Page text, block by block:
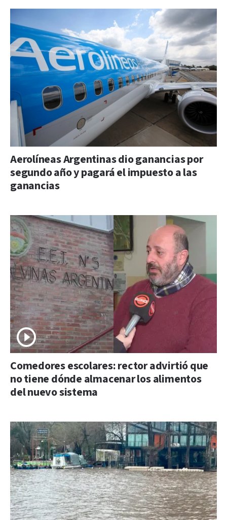
Aerolíneas Argentinas dio ganancias por
segundo año y pagará el impuesto a las
ganancias
Comedores escolares: rector advirtió que
no tiene dónde almacenar los alimentos
del nuevo sistema